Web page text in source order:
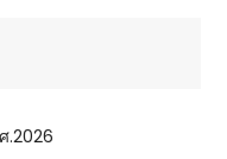
.2026